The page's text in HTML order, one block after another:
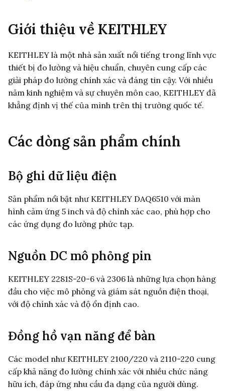
Giới thiệu về KEITHLEY
KEITHLEY là một nhà sản xuất nổi tiếng trong lĩnh vực
thiết bị đo lường và hiệu chuẩn, chuyên cung cấp các
giải pháp đo lường chính xác và đáng tin cậy. Với nhiều
năm kinh nghiệm và sự chuyên môn cao, KEITHLEY đã
khẳng định vị thế của mình trên thị trường quốc tế.
Các dòng sản phẩm chính
Bộ ghi dữ liệu điện
Sản phẩm nổi bật như KEITHLEY DAQ6510 với màn
hình cảm ứng 5 inch và độ chính xác cao, phù hợp cho
các ứng dụng đo lường phức tạp.
Nguồn DC mô phỏng pin
KEITHLEY 2281S-20-6 và 2306 là những lựa chọn hàng
đầu cho việc mô phỏng và giám sát nguồn điện thoại,
với độ chính xác và độ ổn định cao.
Đồng hồ vạn năng để bàn
Các model như KEITHLEY 2100/220 và 2110-220 cung
cấp khả năng đo lường chính xác với nhiều chức năng
hữu ích, đáp ứng nhu cầu đa dạng của người dùng.